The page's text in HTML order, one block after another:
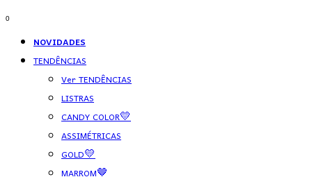
0
NOVIDADES
TENDÊNCIAS
Ver TENDÊNCIAS
LISTRAS
CANDY COLOR💛
ASSIMÉTRICAS
GOLD💛